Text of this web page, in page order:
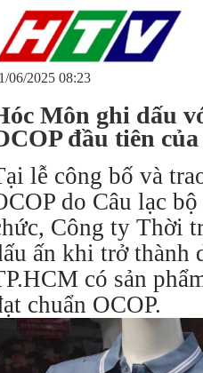
06/2025 08:23
Môn ghi dấu
đầu tiên
lễ công bố và
do Câu lạc
Công ty Thời
ấn khi trở thành
có sản
chuẩn OCOP.